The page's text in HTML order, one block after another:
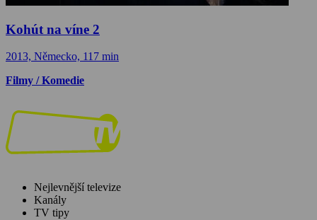
Kohút na víne 2
2013, Německo, 117 min
Filmy / Komedie
Nejlevnější televize
Kanály
TV tipy